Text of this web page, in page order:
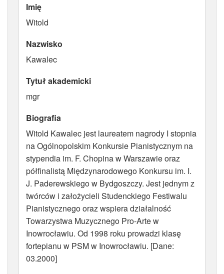
WYDARZENIA
PUBLIKACJE
Imię
Witold
Nazwisko
Kawalec
Tytuł akademicki
mgr
Biografia
Witold Kawalec jest laureatem nagrody I stopnia
na Ogólnopolskim Konkursie Pianistycznym na
stypendia im. F. Chopina w Warszawie oraz
półfinalistą Międzynarodowego Konkursu im. I.
J. Paderewskiego w Bydgoszczy. Jest jednym z
twórców i założycieli Studenckiego Festiwalu
Pianistycznego oraz wspiera działalność
Towarzystwa Muzycznego Pro-Arte w
Inowrocławiu. Od 1998 roku prowadzi klasę
fortepianu w PSM w Inowrocławiu. [Dane:
03.2000]